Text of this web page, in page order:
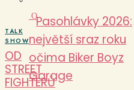
Pasohlávky 2026:
největší sraz roku
očima Biker Boyz
Garage
O
TALK
SHOW
OD
STREET
FIGHTERŮ